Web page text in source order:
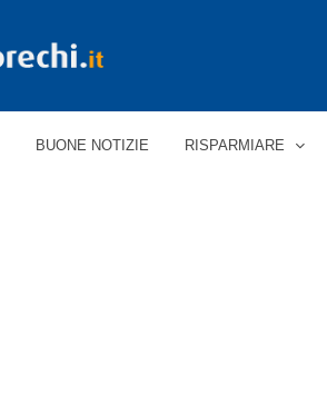
BUONE NOTIZIE RISPARMIARE